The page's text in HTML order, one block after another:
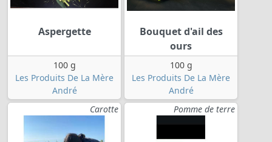
Aspergette
100 g
Les Produits De La Mère
André
Bouquet d'ail des
ours
100 g
Les Produits De La Mère
André
Carotte
Pomme de terre